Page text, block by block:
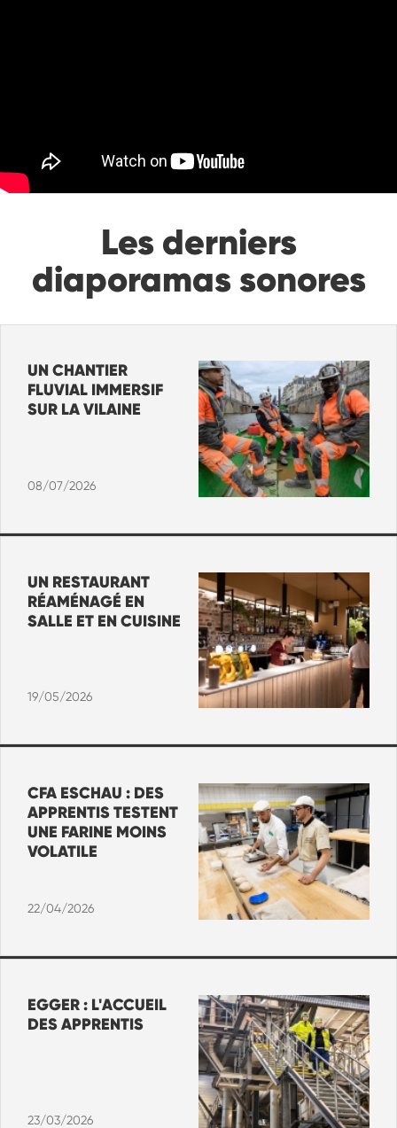
Les derniers
diaporamas sonores
UN CHANTIER
FLUVIAL IMMERSIF
SUR LA VILAINE
08/07/2026
UN RESTAURANT
RÉAMÉNAGÉ EN
SALLE ET EN CUISINE
19/05/2026
CFA ESCHAU : DES
APPRENTIS TESTENT
UNE FARINE MOINS
VOLATILE
22/04/2026
EGGER : L'ACCUEIL
DES APPRENTIS
23/03/2026